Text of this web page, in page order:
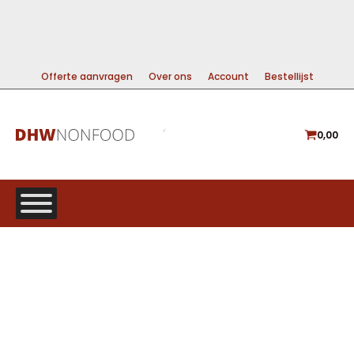
Offerte aanvragen Over ons Account Bestellijst
0,00